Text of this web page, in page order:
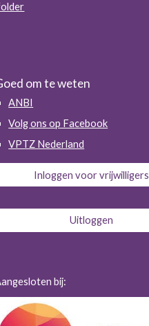
om te weten
ANBI
Volg ons op Facebook
VPTZ Nederland
Inloggen voor vrijwilligers
Uitloggen
bij: